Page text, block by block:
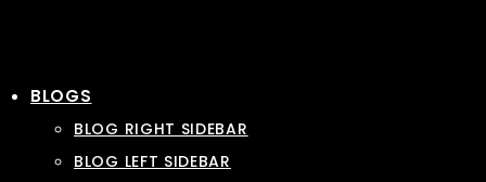
BLOGS
BLOG RIGHT SIDEBAR
BLOG LEFT SIDEBAR